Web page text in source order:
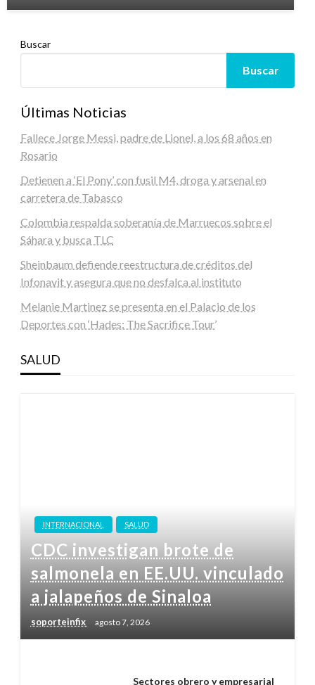
Buscar
Buscar
Últimas Noticias
Fallece Jorge Messi, padre de Lionel, a los 68 años en
Rosario
Detienen a ‘El Pony’ con fusil M4, droga y arsenal en
carretera de Tabasco
Colombia respalda soberanía de Marruecos sobre el
Sáhara y busca TLC
Sheinbaum defiende reestructura de créditos del
Infonavit y asegura que no desfalca al instituto
Melanie Martinez se presenta en el Palacio de los
Deportes con ‘Hades: The Sacrifice Tour’
SALUD
INTERNACIONAL SALUD
CDC investigan brote de
salmonela en EE.UU. vinculado
a jalapeños de Sinaloa
soporteinfix agosto 7, 2026
Sectores obrero y empresarial